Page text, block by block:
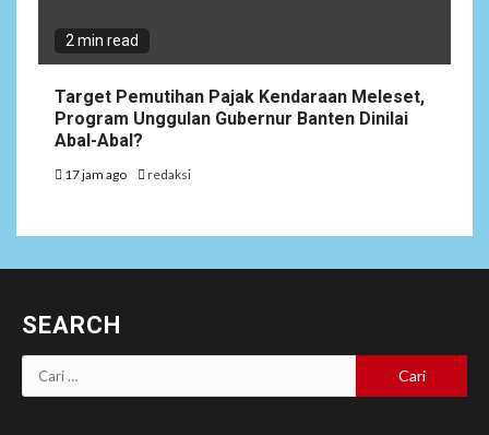
2 min read
Target Pemutihan Pajak Kendaraan Meleset,
Program Unggulan Gubernur Banten Dinilai
Abal-Abal?
17 jam ago redaksi
SEARCH
Cari
untuk: